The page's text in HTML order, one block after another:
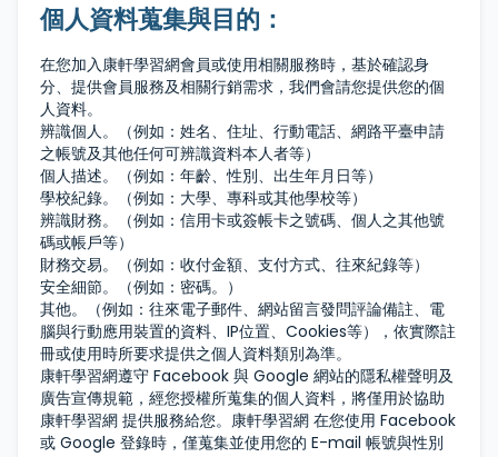
個人資料蒐集與目的：
在您加入康軒學習網會員或使用相關服務時，基於確認身
分、提供會員服務及相關行銷需求，我們會請您提供您的個
人資料。
辨識個人。（例如：姓名、住址、行動電話、網路平臺申請
之帳號及其他任何可辨識資料本人者等）
個人描述。（例如：年齡、性別、出生年月日等）
學校紀錄。（例如：大學、專科或其他學校等）
辨識財務。（例如：信用卡或簽帳卡之號碼、個人之其他號
碼或帳戶等）
財務交易。（例如：收付金額、支付方式、往來紀錄等）
安全細節。（例如：密碼。）
其他。（例如：往來電子郵件、網站留言發問評論備註、電
腦與行動應用裝置的資料、IP位置、Cookies等），依實際註
冊或使用時所要求提供之個人資料類別為準。
康軒學習網遵守 Facebook 與 Google 網站的隱私權聲明及
廣告宣傳規範，經您授權所蒐集的個人資料，將僅用於協助
康軒學習網 提供服務給您。康軒學習網 在您使用 Facebook
或 Google 登錄時，僅蒐集並使用您的 E-mail 帳號與性別